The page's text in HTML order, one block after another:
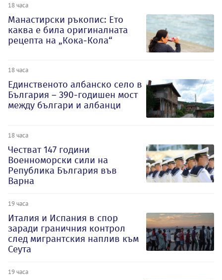
18 часа
Манастирски ръкопис: Ето
каква е била оригиналната
рецепта на „Кока-Кола“
18 часа
Единственото албанско село в
България – 390-годишен мост
между българи и албанци
18 часа
Честват 147 години
Военноморски сили на
Република България във
Варна
19 часа
Италия и Испания в спор
заради граничния контрол
след мигрантския наплив към
Сеута
19 часа